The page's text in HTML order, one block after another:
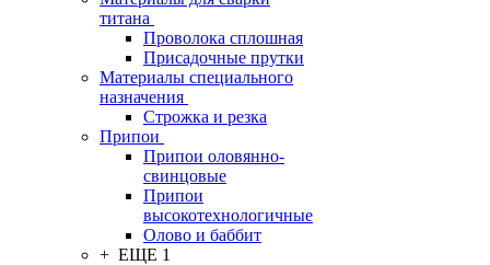
титана
Проволока сплошная
Присадочные прутки
Материалы специального
назначения
Строжка и резка
Припои
Припои оловянно-
свинцовые
Припои
высокотехнологичные
Олово и баббит
+ ЕЩЕ 1